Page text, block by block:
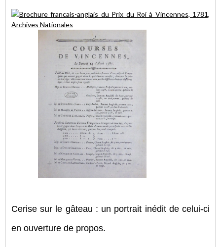
Cerise sur le gâteau : un portrait inédit de celui-ci
en ouverture de propos.